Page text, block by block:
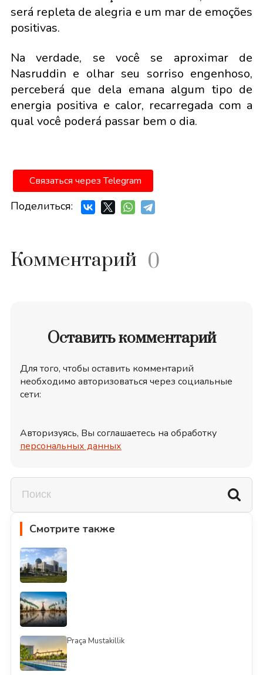
será repleta de alegria e um mar de emoções
positivas.
Na verdade, se você se aproximar de
Nasruddin e olhar seu sorriso engenhoso,
perceberá que dela emana algum tipo de
energia positiva e calor, recarregada com a
qual você poderá passar bem o dia.
Связаться через Telegram
Поделиться:
Комментарий 0
Оставить комментарий
Для того, чтобы оставить комментарий
необходимо авторизоваться через социальные
сети:
Авторизуясь, Вы соглашаетесь на обработку
персональных данных
Смотрите также
Praça Mustakillik